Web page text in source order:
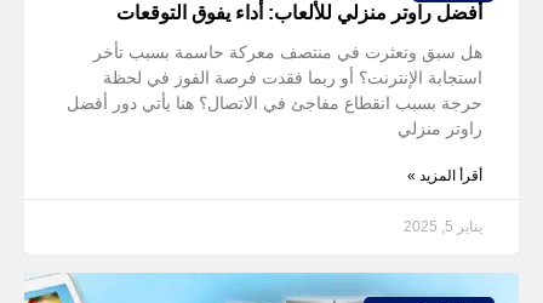
أفضل راوتر منزلي للألعاب: أداء يفوق التوقعات
هل سبق وتعثرت في منتصف معركة حاسمة بسبب تأخر
استجابة الإنترنت؟ أو ربما فقدت فرصة الفوز في لحظة
حرجة بسبب انقطاع مفاجئ في الاتصال؟ هنا يأتي دور أفضل
راوتر منزلي
أقرأ المزيد »
يناير 5, 2025